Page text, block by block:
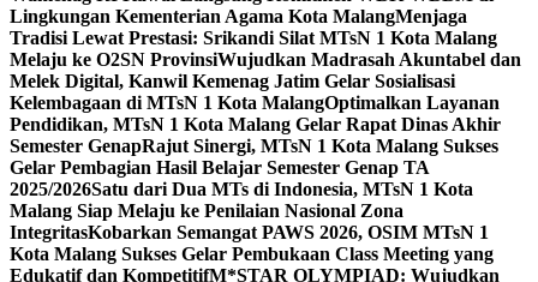
Lingkungan Kementerian Agama Kota MalangMenjaga
Tradisi Lewat Prestasi: Srikandi Silat MTsN 1 Kota Malang
Melaju ke O2SN ProvinsiWujudkan Madrasah Akuntabel dan
Melek Digital, Kanwil Kemenag Jatim Gelar Sosialisasi
Kelembagaan di MTsN 1 Kota MalangOptimalkan Layanan
Pendidikan, MTsN 1 Kota Malang Gelar Rapat Dinas Akhir
Semester GenapRajut Sinergi, MTsN 1 Kota Malang Sukses
Gelar Pembagian Hasil Belajar Semester Genap TA
2025/2026Satu dari Dua MTs di Indonesia, MTsN 1 Kota
Malang Siap Melaju ke Penilaian Nasional Zona
IntegritasKobarkan Semangat PAWS 2026, OSIM MTsN 1
Kota Malang Sukses Gelar Pembukaan Class Meeting yang
Edukatif dan KompetitifM*STAR OLYMPIAD: Wujudkan